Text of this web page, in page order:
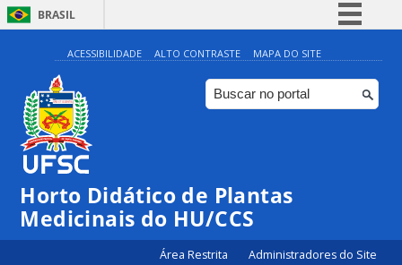
BRASIL
Simplifique!
Comunica BR
Participe
Canais
ACESSIBILIDADE ALTO CONTRASTE MAPA DO SITE
Horto Didático de Plantas
Medicinais do HU/CCS
Área Restrita Administradores do Site